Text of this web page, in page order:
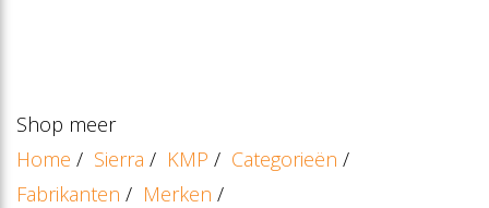
Shop meer
Home / Sierra / KMP / Categorieën /
Fabrikanten / Merken /